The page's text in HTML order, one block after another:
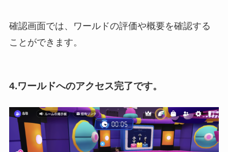
確認画面では、ワールドの評価や概要を確認する
ことができます。
4.ワールドへのアクセス完了です。